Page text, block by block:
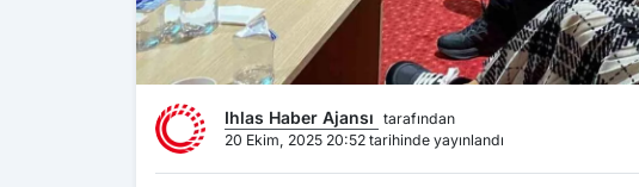
Ihlas Haber Ajansı tarafından
20 Ekim, 2025 20:52 tarihinde yayınlandı